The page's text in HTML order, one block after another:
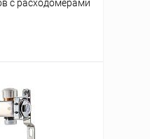
с расходомерами
Сравнение